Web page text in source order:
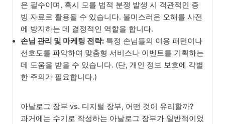
은 필수이며, 혹시 모를 법적 분쟁 발생 시 객관적인 증
빙 자료로 활용될 수 있습니다. 불미스러운 오해를 사전
에 방지하는 데 결정적인 역할을 합니다.
손님 관리 및 마케팅 전략: 특정 손님들의 이용 패턴이나
선호도를 파악하여 맞춤형 서비스나 이벤트를 기획하는
데 도움을 받을 수 있습니다. (단, 개인 정보 보호에 각별
한 주의가 필요합니다.)
아날로그 장부 vs. 디지털 장부, 어떤 것이 유리할까?
과거에는 수기로 작성하는 아날로그 장부가 일반적이었